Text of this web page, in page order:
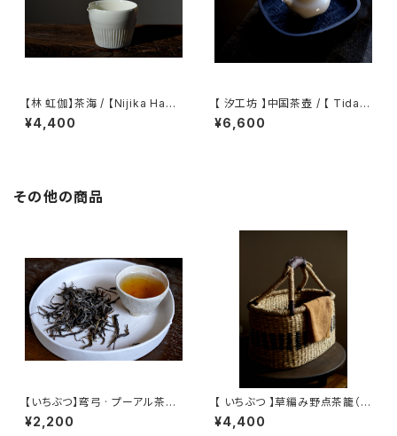
【林 虹伽】茶海 / 【Nijika Haya
shi 】tea pitcher
¥4,400
【 汐工坊 】中国茶壺 / 【 Tidal
Atelier 】Chinese teapot
¥6,600
その他の商品
【いちぶつ】弯弓 · プーアル茶
（生茶） 【 ichibutu 】 Pu-erh T
ea
¥2,200
【 いちぶつ 】草編み野点茶籠（ア
ルコールランプの風よけとしても
お使いいただけます）
¥4,400